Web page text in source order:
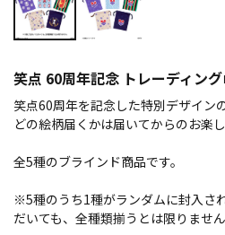
笑点 60周年記念 トレーディン
笑点60周年を記念した特別デザイン
どの絵柄届くかは届いてからのお楽し
全5種のブラインド商品です。
※5種のうち1種がランダムに封入さ
だいても、全種類揃うとは限りませ